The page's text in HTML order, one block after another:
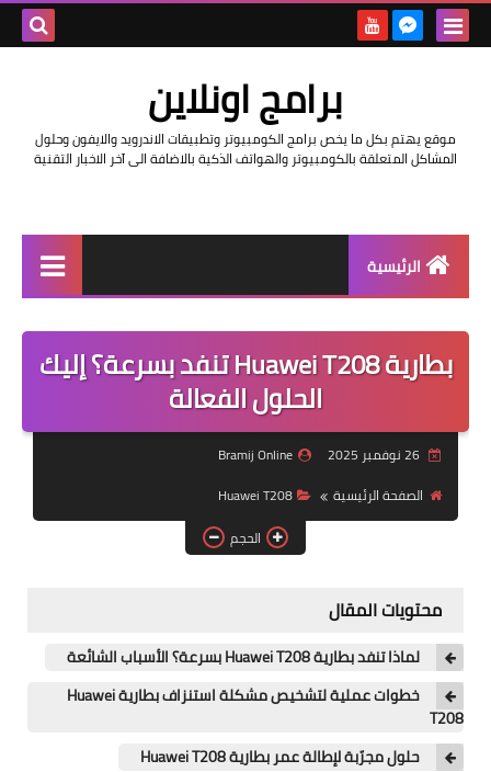
برامج اونلاين
موقع يهتم بكل ما يخص برامج الكومبيوتر وتطبيقات الاندرويد والايفون وحلول
المشاكل المتعلقة بالكومبيوتر والهواتف الذكية بالاضافة الى آخر الاخبار التقنية
الرئيسية
مراجعات
حماية
اندرويد
آيفون
ويندوز
الربح من الانترنت
بطارية Huawei T208 تنفد بسرعة؟ إليك
الحلول الفعالة
26 نوفمبر 2025
Bramij Online
الصفحة الرئيسية
Huawei T208
الحجم
محتويات المقال
لماذا تنفد بطارية Huawei T208 بسرعة؟ الأسباب الشائعة
خطوات عملية لتشخيص مشكلة استنزاف بطارية Huawei
T208
حلول مجرّبة لإطالة عمر بطارية Huawei T208